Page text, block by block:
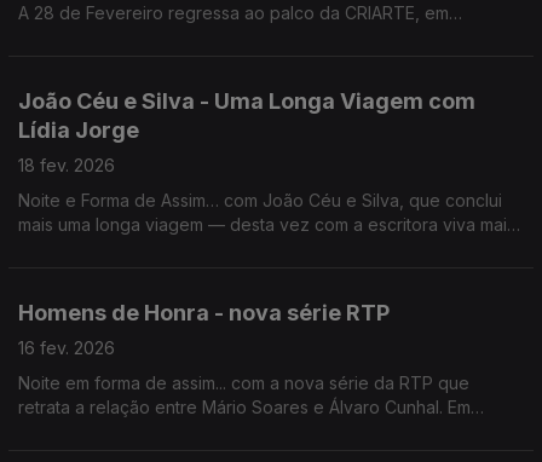
A 28 de Fevereiro regressa ao palco da CRIARTE, em
João Céu e Silva - Uma Longa Viagem com
Lídia Jorge
18 fev. 2026
Noite e Forma de Assim… com João Céu e Silva, que conclui
mais uma longa viagem — desta vez com a escritora viva mais
Homens de Honra - nova série RTP
16 fev. 2026
Noite em forma de assim... com a nova série da RTP que
retrata a relação entre Mário Soares e Álvaro Cunhal. Em